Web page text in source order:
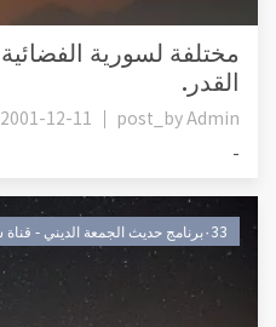
القدر.
post_byAdmin
2001-12-11
-
٠33برنامج حديث الجمعة الديني - قناة سوريا الأولى